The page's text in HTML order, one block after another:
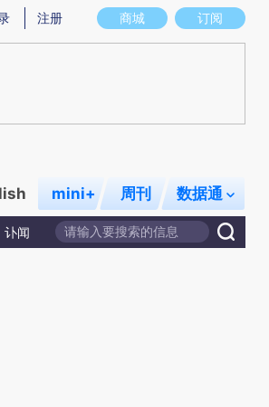
意图存在偏差。不代表财新观点和立场。推荐点击
商城 订阅
注册
mini+ 周刊 数据通
讣闻